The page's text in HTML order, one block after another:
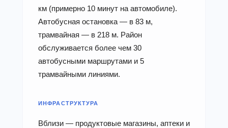
км (примерно 10 минут на автомобиле).
Автобусная остановка — в 83 м,
трамвайная — в 218 м. Район
обслуживается более чем 30
автобусными маршрутами и 5
трамвайными линиями.
ИНФРАСТРУКТУРА
Вблизи — продуктовые магазины, аптеки и